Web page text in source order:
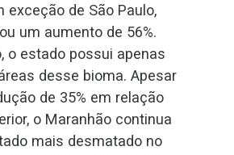
exceção de São Paulo,
um aumento de 56%.
o estado possui apenas
desse bioma. Apesar
de 35% em relação
o Maranhão continua
mais desmatado no